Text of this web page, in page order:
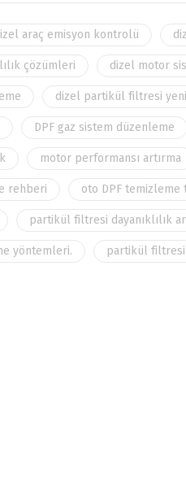
araç emisyon kontrolü
çözümleri dizel motor
dizel partikül filtresi
DPF gaz sistem düzenleme
motor performansı artırma
rehberi oto DPF
partikül filtresi dayanıklılık
yöntemleri. partikül